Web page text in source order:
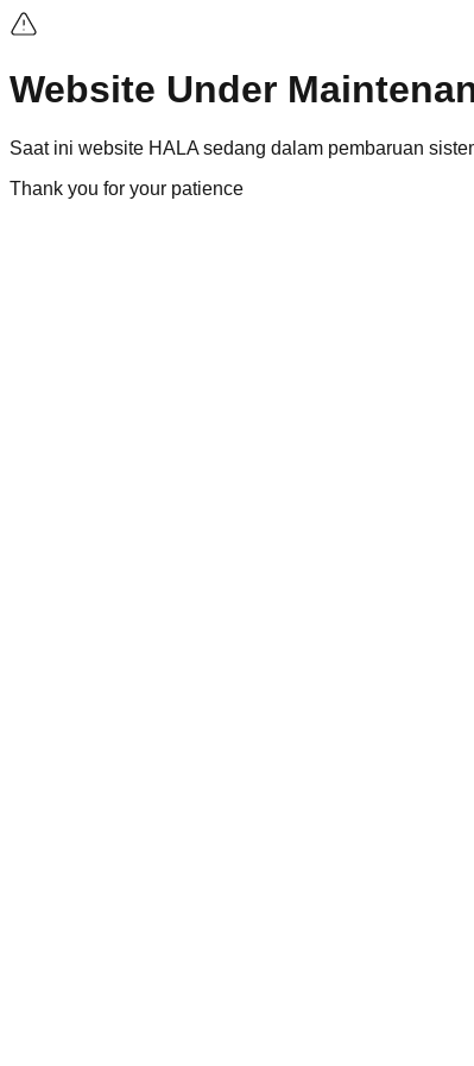
Website Under
Saat ini website HALA sedang dalam pembaruan
Thank you for your patience